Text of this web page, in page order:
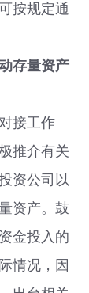
按规定通
存量资产
接工作
推介有关
资公司以
资产。鼓
金投入的
情况，因